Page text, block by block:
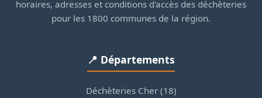
horaires, adresses et conditions d'accès des déchèteries
pour les 1800 communes de la région.
📍 Départements
Déchèteries Cher (18)